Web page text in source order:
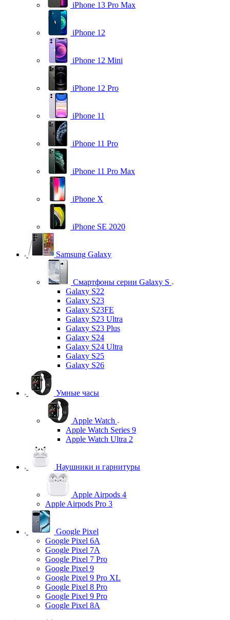
iPhone 13 Pro Max
iPhone 12
iPhone 12 Mini
iPhone 12 Pro
iPhone 11
iPhone 11 Pro
iPhone 11 Pro Max
iPhone X
iPhone SE 2020
Samsung Galaxy
Смартфоны серии Galaxy S
Galaxy S22
Galaxy S23
Galaxy S23FE
Galaxy S23 Ultra
Galaxy S23 Plus
Galaxy S24
Galaxy S24 Ultra
Galaxy S25
Galaxy S26
Умные часы
Apple Watch
Apple Watch Series 9
Apple Watch Ultra 2
Наушники и гарнитуры
Apple Airpods 4
Apple Airpods Pro 3
Google Pixel
Google Pixel 6A
Google Pixel 7А
Google Pixel 7 Pro
Google Pixel 9
Google Pixel 9 Pro XL
Google Pixel 8 Pro
Google Pixel 9 Pro
Google Pixel 8A